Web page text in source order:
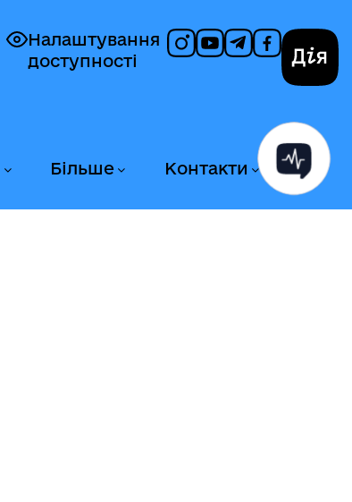
Налаштування
доступності
Більше Контакти